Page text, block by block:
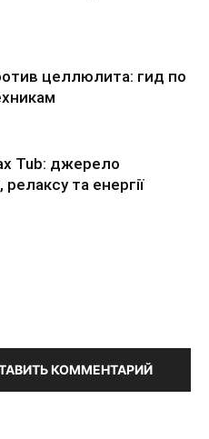
целлюлита: гид по
Tub: джерело
та енергії
КОММЕНТАРИЙ